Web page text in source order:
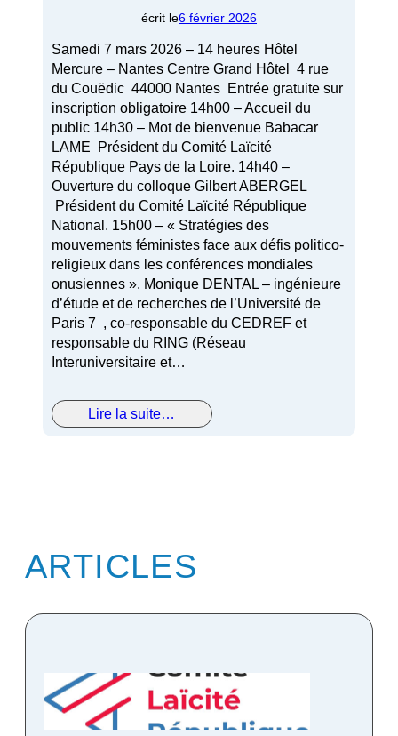
écrit le6 février 2026
Samedi 7 mars 2026 – 14 heures Hôtel
Mercure – Nantes Centre Grand Hôtel 4 rue
du Couëdic 44000 Nantes Entrée gratuite sur
inscription obligatoire 14h00 – Accueil du
public 14h30 – Mot de bienvenue Babacar
LAME Président du Comité Laïcité
République Pays de la Loire. 14h40 –
Ouverture du colloque Gilbert ABERGEL
Président du Comité Laïcité République
National. 15h00 – « Stratégies des
mouvements féministes face aux défis politico-
religieux dans les conférences mondiales
onusiennes ». Monique DENTAL – ingénieure
d’étude et de recherches de l’Université de
Paris 7 , co-responsable du CEDREF et
responsable du RING (Réseau
Interuniversitaire et…
Lire la suite…
ARTICLES